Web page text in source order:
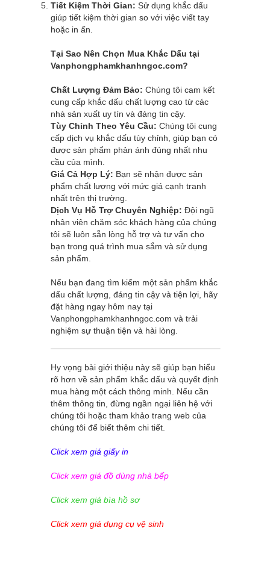
Tiết Kiệm Thời Gian: Sử dụng khắc dấu
giúp tiết kiệm thời gian so với việc viết tay
hoặc in ấn.
Tại Sao Nên Chọn Mua Khắc Dấu tại
Vanphongphamkhanhngoc.com?
Chất Lượng Đảm Bảo: Chúng tôi cam kết
cung cấp khắc dấu chất lượng cao từ các
nhà sản xuất uy tín và đáng tin cậy.
Tùy Chỉnh Theo Yêu Cầu: Chúng tôi cung
cấp dịch vụ khắc dấu tùy chỉnh, giúp bạn có
được sản phẩm phản ánh đúng nhất nhu
cầu của mình.
Giá Cả Hợp Lý: Bạn sẽ nhận được sản
phẩm chất lượng với mức giá cạnh tranh
nhất trên thị trường.
Dịch Vụ Hỗ Trợ Chuyên Nghiệp: Đội ngũ
nhân viên chăm sóc khách hàng của chúng
tôi sẽ luôn sẵn lòng hỗ trợ và tư vấn cho
bạn trong quá trình mua sắm và sử dụng
sản phẩm.
Nếu bạn đang tìm kiếm một sản phẩm khắc
dấu chất lượng, đáng tin cậy và tiện lợi, hãy
đặt hàng ngay hôm nay tại
Vanphongphamkhanhngoc.com và trải
nghiệm sự thuận tiện và hài lòng.
Hy vọng bài giới thiệu này sẽ giúp bạn hiểu
rõ hơn về sản phẩm khắc dấu và quyết định
mua hàng một cách thông minh. Nếu cần
thêm thông tin, đừng ngần ngại liên hệ với
chúng tôi hoặc tham khảo trang web của
chúng tôi để biết thêm chi tiết.
Click xem giá giấy in
Click xem giá đồ dùng nhà bếp
Click xem giá bìa hồ sơ
Click xem giá dụng cụ vệ sinh